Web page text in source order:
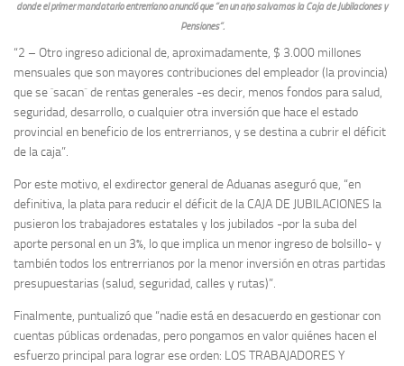
donde el primer mandatario entrerriano anunció que “en un año salvamos la Caja de Jubilaciones y
Pensiones”.
“2 – Otro ingreso adicional de, aproximadamente, $ 3.000 millones
mensuales que son mayores contribuciones del empleador (la provincia)
que se `sacan´ de rentas generales -es decir, menos fondos para salud,
seguridad, desarrollo, o cualquier otra inversión que hace el estado
provincial en beneficio de los entrerrianos, y se destina a cubrir el déficit
de la caja”.
Por este motivo, el exdirector general de Aduanas aseguró que, “en
definitiva, la plata para reducir el déficit de la CAJA DE JUBILACIONES la
pusieron los trabajadores estatales y los jubilados -por la suba del
aporte personal en un 3%, lo que implica un menor ingreso de bolsillo- y
también todos los entrerrianos por la menor inversión en otras partidas
presupuestarias (salud, seguridad, calles y rutas)”.
Finalmente, puntualizó que “nadie está en desacuerdo en gestionar con
cuentas públicas ordenadas, pero pongamos en valor quiénes hacen el
esfuerzo principal para lograr ese orden: LOS TRABAJADORES Y